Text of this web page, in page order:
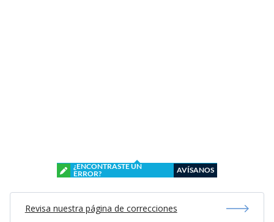
¿ENCONTRASTE UN
ERROR?
AVÍSANOS
Revisa nuestra página de correcciones